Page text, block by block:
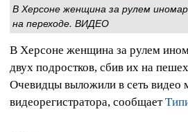
В Херсоне женщина за рулем
на переходе. ВИДЕО
В Херсоне женщина за рулем
двух подростков, сбив их на
Очевидцы выложили в сеть видео
видеорегистратора, сообщает